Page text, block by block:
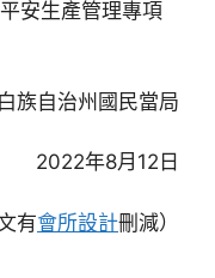
安生產管理專項
族自治州國民當局
2022年8月12日
有會所設計刪減）